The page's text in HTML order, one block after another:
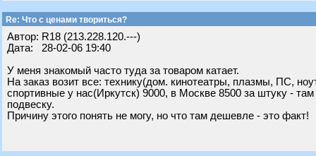
Re: Что с ценами твориться?
Автор: R18 (213.228.120.---)
Дата: 28-02-06 19:40
У меня знакомый часто туда за товаром катает.
На заказ возит все: технику(дом. кинотеатры, плазмы, ПС,
спортивные у нас(Иркутск) 9000, в Москве 8500 за штуку -
подвеску.
Причину этого понять не могу, но что там дешевле - это факт!